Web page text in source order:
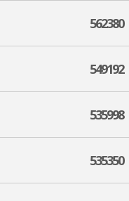
562380
549192
535998
535350